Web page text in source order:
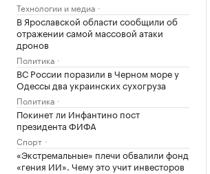
Технологии и медиа
В Ярославской области сообщили об
отражении самой массовой атаки
дронов
Политика
ВС России поразили в Черном море у
Одессы два украинских сухогруза
Политика
Покинет ли Инфантино пост
президента ФИФА
Спорт
«Экстремальные» плечи обвалили фонд
«гения ИИ». Чему это учит инвесторов